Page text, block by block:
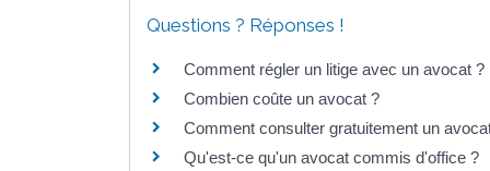
Questions ? Réponses !
Comment régler un litige avec un avocat ?
Combien coûte un avocat ?
Comment consulter gratuitement un
Qu'est-ce qu'un avocat commis d'office ?